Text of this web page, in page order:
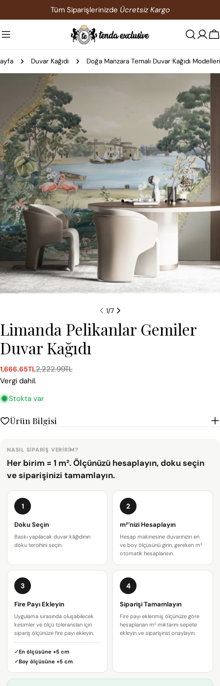
atla
Tüm Siparişlerinizde Ücretsiz Kargo
Duvar Kağıdı Doğa Manzara Temalı Duvar Kağıdı Modelleri
medyasını modda açın
1/7
Limanda Pelikanlar Gemiler
Duvar Kağıdı
Satış
ücreti
1,666.65TL
Normal
fiyat
2,222.99TL
Vergi dahil.
Stokta var
Ürün Bilgisi
NASIL SIPARIŞ VERIRIM?
Her birim = 1 m². Ölçünüzü hesaplayın, doku seçin
ve siparişinizi tamamlayın.
1
Doku Seçin
Baskı yapılacak duvar kâğıdının
doku tercihini seçin.
2
m²’nizi Hesaplayın
Hesap makinesine duvarınızın en
ve boy ölçüsünü girin, gereken m²
otomatik hesaplansın.
3
Fire Payı Ekleyin
Uygulama sırasında oluşabilecek
kesimler ve ölçü toleransları için
sipariş ölçünüze fire payı ekleyin.
✓En ölçüsüne +5 cm
✓Boy ölçüsüne +5 cm
4
Siparişi Tamamlayın
Fire payı eklenmiş ölçünüze göre
hesaplanan m² miktarını sepete
ekleyin ve siparişinizi onaylayın.
Bu ürünü paylaş
Bir soru sor
Adınız
E-
posta
adresiniz
Telefonunuz